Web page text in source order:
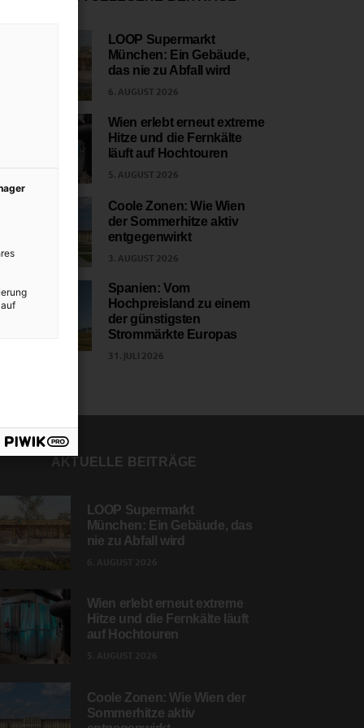
LOOP Supermarkt
München: Ein Gebäude,
das nie zu Abfall wird
6. AUGUST 2026
Wien erlebt erneut extreme
Hitze und die Fernkälte
läuft auf Hochtouren
5. AUGUST 2026
Coole Zonen: Wie Wien
der Sommerhitze aktiv
entgegenwirkt
3. AUGUST 2026
Spanien: Vom
Hochpreisland zu einem
der günstigsten
Strommärkte Europas
31. JULI 2026
AKTUELLE BEITRÄGE
LOOP Supermarkt
München: Ein Gebäude, das
nie zu Abfall wird
Wien erlebt erneut extreme
Hitze und die Fernkälte läuft
auf Hochtouren
Coole Zonen: Wie Wien der
Sommerhitze aktiv